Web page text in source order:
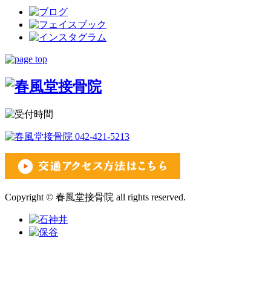
Copyright © 春風堂接骨院 all rights reserved.